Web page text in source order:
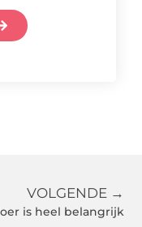
VOLGENDE →
is heel belangrijk